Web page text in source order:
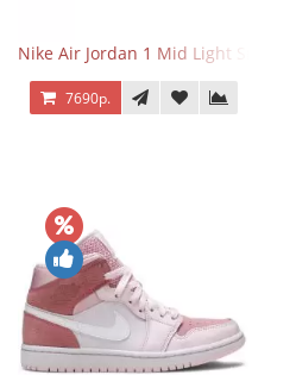
Nike Air Jordan 1 Mid Light Smoke
7690р.